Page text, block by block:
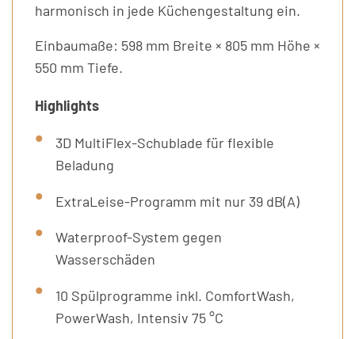
harmonisch in jede Küchengestaltung ein.
Einbaumaße: 598 mm Breite × 805 mm Höhe ×
550 mm Tiefe.
Highlights
3D MultiFlex-Schublade für flexible
Beladung
ExtraLeise-Programm mit nur 39 dB(A)
Waterproof-System gegen
Wasserschäden
10 Spülprogramme inkl. ComfortWash,
PowerWash, Intensiv 75 °C